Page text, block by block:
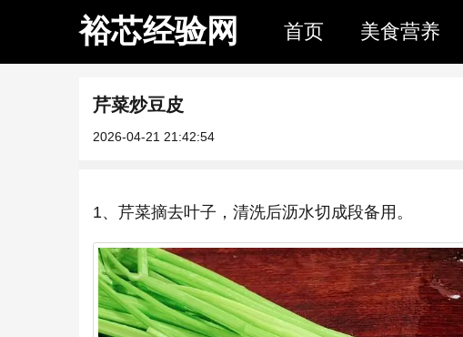
裕芯经验网 首页 美食营养
芹菜炒豆皮
2026-04-21 21:42:54
1、芹菜摘去叶子，清洗后沥水切成段备用。